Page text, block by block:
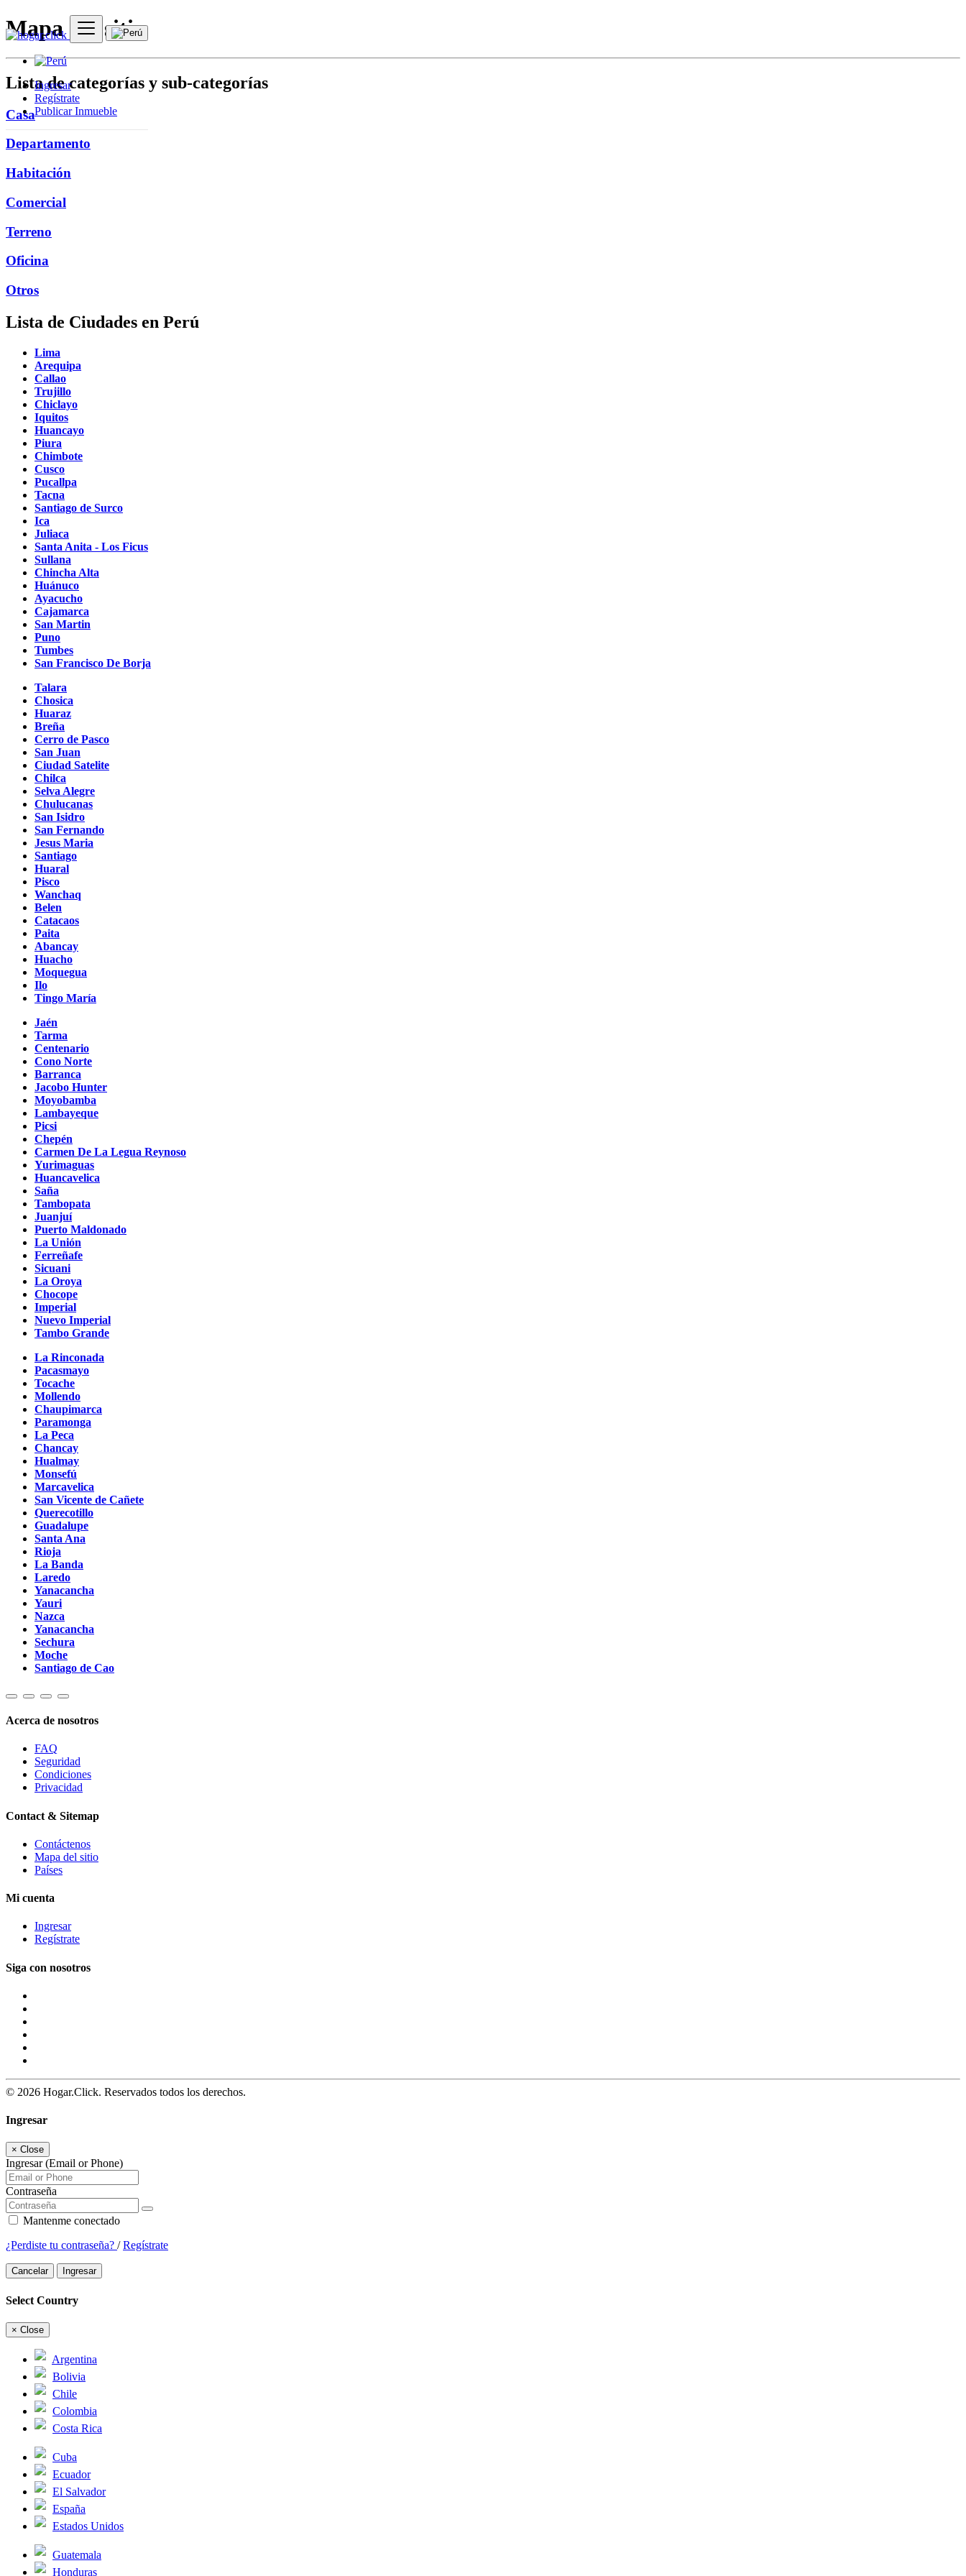
Ingresar
Regístrate
Publicar Inmueble
Mapa del sitio
Lista de categorías y sub-categorías
Casa
Departamento
Habitación
Comercial
Terreno
Oficina
Otros
Lista de Ciudades en Perú
Lima
Arequipa
Callao
Trujillo
Chiclayo
Iquitos
Huancayo
Piura
Chimbote
Cusco
Pucallpa
Tacna
Santiago de Surco
Ica
Juliaca
Santa Anita - Los Ficus
Sullana
Chincha Alta
Huánuco
Ayacucho
Cajamarca
San Martin
Puno
Tumbes
San Francisco De Borja
Talara
Chosica
Huaraz
Breña
Cerro de Pasco
San Juan
Ciudad Satelite
Chilca
Selva Alegre
Chulucanas
San Isidro
San Fernando
Jesus Maria
Santiago
Huaral
Pisco
Wanchaq
Belen
Catacaos
Paita
Abancay
Huacho
Moquegua
Ilo
Tingo María
Jaén
Tarma
Centenario
Cono Norte
Barranca
Jacobo Hunter
Moyobamba
Lambayeque
Picsi
Chepén
Carmen De La Legua Reynoso
Yurimaguas
Huancavelica
Saña
Tambopata
Juanjuí
Puerto Maldonado
La Unión
Ferreñafe
Sicuani
La Oroya
Chocope
Imperial
Nuevo Imperial
Tambo Grande
La Rinconada
Pacasmayo
Tocache
Mollendo
Chaupimarca
Paramonga
La Peca
Chancay
Hualmay
Monsefú
Marcavelica
San Vicente de Cañete
Querecotillo
Guadalupe
Santa Ana
Rioja
La Banda
Laredo
Yanacancha
Yauri
Nazca
Yanacancha
Sechura
Moche
Santiago de Cao
Acerca de nosotros
FAQ
Seguridad
Condiciones
Privacidad
Contact & Sitemap
Contáctenos
Mapa del sitio
Países
Mi cuenta
Ingresar
Regístrate
Siga con nosotros
© 2026 Hogar.Click. Reservados todos los derechos.
Ingresar
× Close
Ingresar (Email or Phone)
Contraseña
Mantenme conectado
¿Perdiste tu contraseña? /Regístrate
Cancelar Ingresar
Select Country
× Close
Argentina
Bolivia
Chile
Colombia
Costa Rica
Cuba
Ecuador
El Salvador
España
Estados Unidos
Guatemala
Honduras